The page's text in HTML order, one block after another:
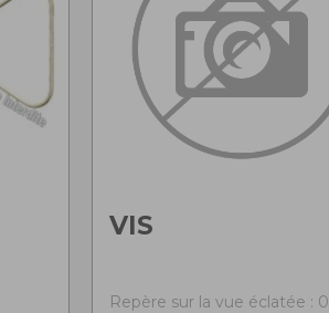
VIS
Repère sur la vue éclatée : 0